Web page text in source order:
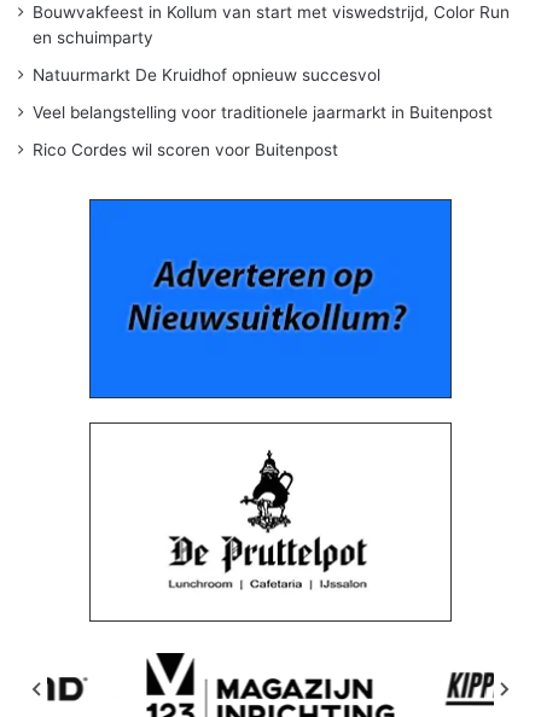
Bouwvakfeest in Kollum van start met viswedstrijd, Color Run
en schuimparty
Natuurmarkt De Kruidhof opnieuw succesvol
Veel belangstelling voor traditionele jaarmarkt in Buitenpost
Rico Cordes wil scoren voor Buitenpost